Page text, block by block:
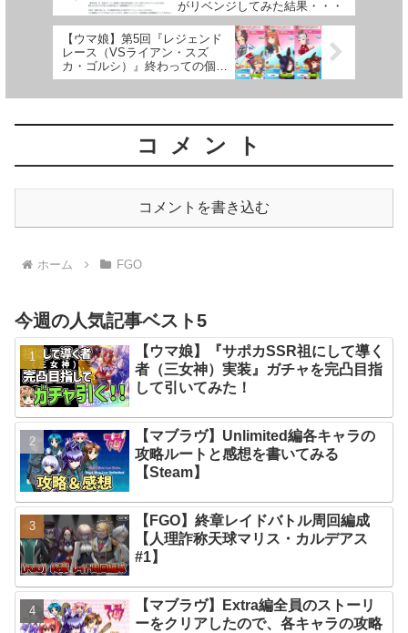
がリベンジしてみた結果・・・
【ウマ娘】第5回『レジェンド
レース（VSライアン・スズ
カ・ゴルシ）』終わっての個人
的感想【レジェレ#4】
コメント
コメントを書き込む
ホーム FGO
今週の人気記事ベスト5
【ウマ娘】『サポカSSR祖にして導く
者（三女神）実装』ガチャを完凸目指
して引いてみた！
【マブラヴ】Unlimited編各キャラの
攻略ルートと感想を書いてみる
【Steam】
【FGO】終章レイドバトル周回編成
【人理詐称天球マリス・カルデアス
#1】
【マブラヴ】Extra編全員のストーリ
ーをクリアしたので、各キャラの攻略